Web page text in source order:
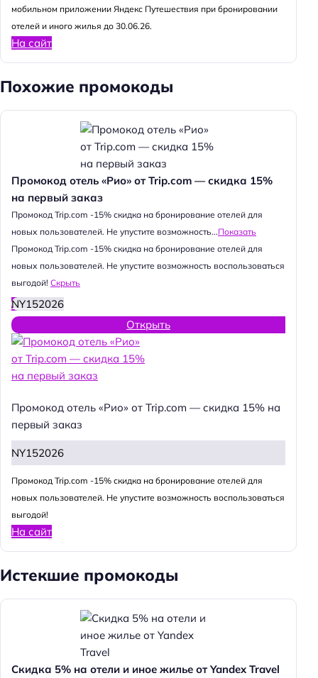
мобильном приложении Яндекс Путешествия при бронировании
отелей и иного жилья до 30.06.26.
На сайт
Похожие промокоды
Промокод отель «Рио» от Trip.com — скидка 15%
на первый заказ
Промокод Trip.com -15% скидка на бронирование отелей для
новых пользователей. Не упустите возможность...Показать
Промокод Trip.com -15% скидка на бронирование отелей для
новых пользователей. Не упустите возможность воспользоваться
выгодой! Скрыть
NY152026
Открыть
Промокод отель «Рио» от Trip.com — скидка 15% на
первый заказ
NY152026
Промокод Trip.com -15% скидка на бронирование отелей для
новых пользователей. Не упустите возможность воспользоваться
выгодой!
На сайт
Истекшие промокоды
Скидка 5% на отели и иное жилье от Yandex Travel